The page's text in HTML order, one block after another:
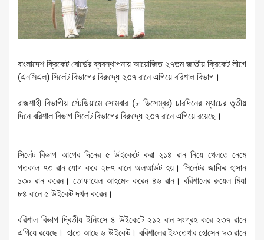
বাংলাদেশ ক্রিকেট বোর্ডের ব্যবস্থাপনায় আয়োজিত ২৭তমজাতীয় ক্রিকেট লীগে
(এনসিএল) সিলেট বিভাগের বিরুদ্ধে ২৩৭ রানে এগিয়ে বরিশাল বিভাগ।
রাজশাহী বিভাগীয় স্টেডিয়ামে সোমবার (৮ ডিসেম্বর) চারদিনের ম্যাচের তৃতীয়
দিনে বরিশাল বিভাগ সিলেট বিভাগের বিরুদ্ধে ২৩৭ রানে এগিয়ে রয়েছে।
সিলেট বিভাগ আগের দিনের ৫ উইকেটে করা ২১৪ রান নিয়ে খেলতে নেমে
গতকাল ৭৩ রান যোগ করে ২৮৭ রানে অলআউট হয়। সিলেটর জাকির হাসান
১৩০ রান করেন। তোফায়েল আহমেদ করেন ৪৬ রান। বরিশালের রুয়েল মিয়া
৮৪ রানে ৫ উইকেট দখল করেন।
বরিশাল বিভাগ দ্বিতীয় ইনিংসে ৪ উইকেটে ২১২ রান সংগ্রহ করে ২৩৭ রানে
এগিয়ে রয়েছে। হাতে আছে ৬ উইকেট। বরিশালের ইফতেখার হোসেন ৯৩ রানে